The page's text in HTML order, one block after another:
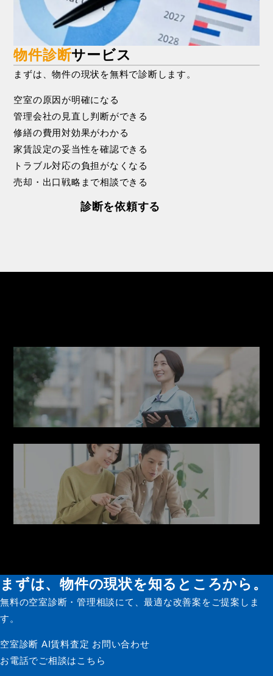
物件診断サービス
まずは、物件の現状を無料で診断します。
空室の原因が明確に な る
管理会社の 見直 し判断ができ る
修繕の費用対効果がわかる
家賃設定の妥当性を確認でき る
ト ラ ブル対応の負担 がな く な る
売却 ・ 出口戦略 ま で相談でき る
診断を依頼する
まずは、物件の現状を知るところから。
無料の空室診断・管理相談にて、最適な改善案をご提案しま
す。
空室診断 AI賃料査定 お問い合わせ
お電話でご相談はこちら